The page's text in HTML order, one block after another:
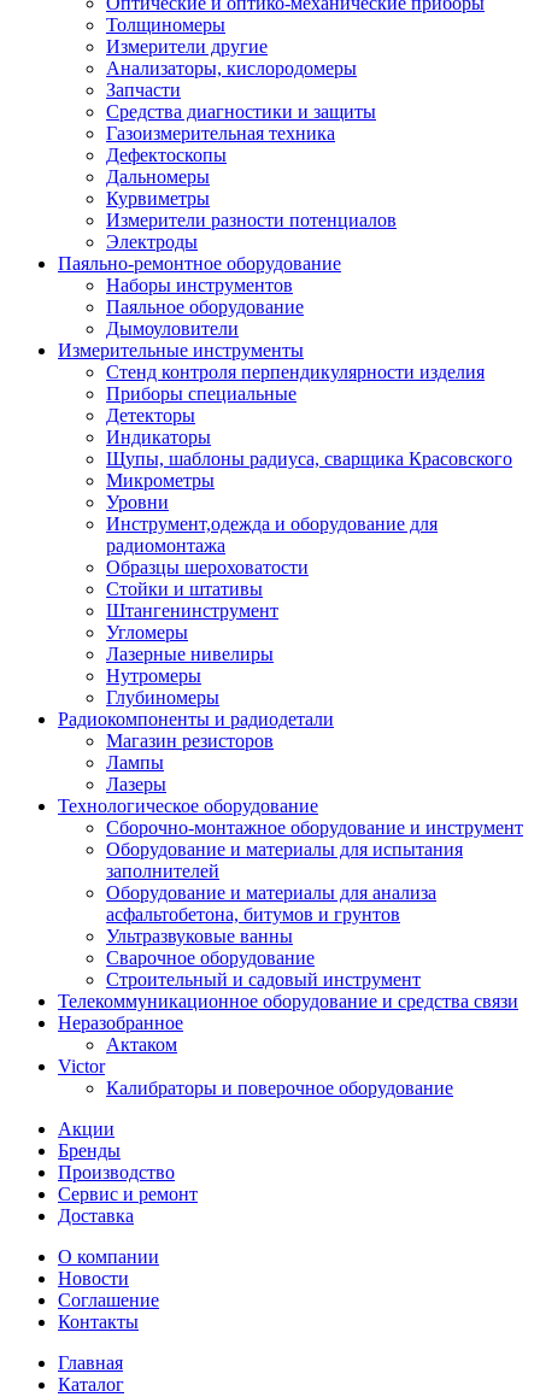
Толщиномеры
Измерители другие
Анализаторы, кислородомеры
Запчасти
Средства диагностики и защиты
Газоизмерительная техника
Дефектоскопы
Дальномеры
Курвиметры
Измерители разности потенциалов
Электроды
Паяльно-ремонтное оборудование
Наборы инструментов
Паяльное оборудование
Дымоуловители
Измерительные инструменты
Стенд контроля перпендикулярности изделия
Приборы специальные
Детекторы
Индикаторы
Щупы, шаблоны радиуса, сварщика Красовского
Микрометры
Уровни
Инструмент,одежда и оборудование для
радиомонтажа
Образцы шероховатости
Стойки и штативы
Штангенинструмент
Угломеры
Лазерные нивелиры
Нутромеры
Глубиномеры
Радиокомпоненты и радиодетали
Магазин резисторов
Лампы
Лазеры
Технологическое оборудование
Сборочно-монтажное оборудование и инструмент
Оборудование и материалы для испытания
заполнителей
Оборудование и материалы для анализа
асфальтобетона, битумов и грунтов
Ультразвуковые ванны
Сварочное оборудование
Строительный и садовый инструмент
Телекоммуникационное оборудование и средства связи
Неразобранное
Актаком
Victor
Калибраторы и поверочное оборудование
Акции
Бренды
Производство
Сервис и ремонт
Доставка
О компании
Новости
Соглашение
Контакты
Главная
Каталог